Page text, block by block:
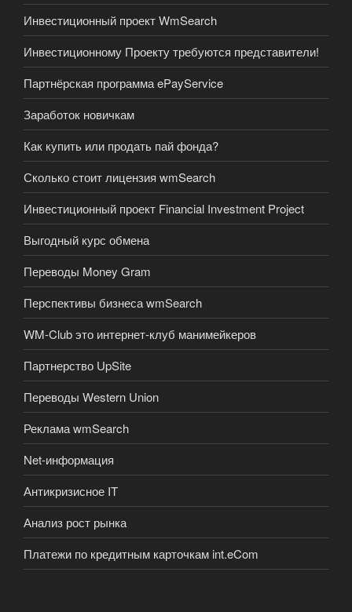
Инвестиционный проект WmSearch
Инвестиционному Проекту требуются представители!
Партнёрская программа ePayService
Заработок новичкам
Как купить или продать пай фонда?
Сколько стоит лицензия wmSearch
Инвестиционный проект Financial Investment Project
Выгодный курс обмена
Переводы Money Gram
Перспективы бизнеса wmSearch
WM-Club это интернет-клуб манимейкеров
Партнерство UpSite
Переводы Western Union
Реклама wmSearch
Net-информация
Антикризисное IT
Анализ рост рынка
Платежи по кредитным карточкам int.eCom